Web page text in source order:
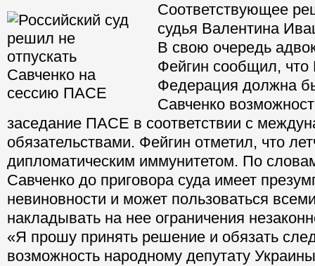
Соответствующее
судья Валентина
В свою очередь
Фейгин сообщил, что
Федерация должна
Савченко
заседание ПАСЕ в соответствии с
обязательствами. Фейгин отметил, что
дипломатическим иммунитетом. По
Савченко до приговора суда имеет
невиновности и может пользоваться
накладывать на нее ограничения
«Я прошу принять решение и обязать
возможность народному депутату